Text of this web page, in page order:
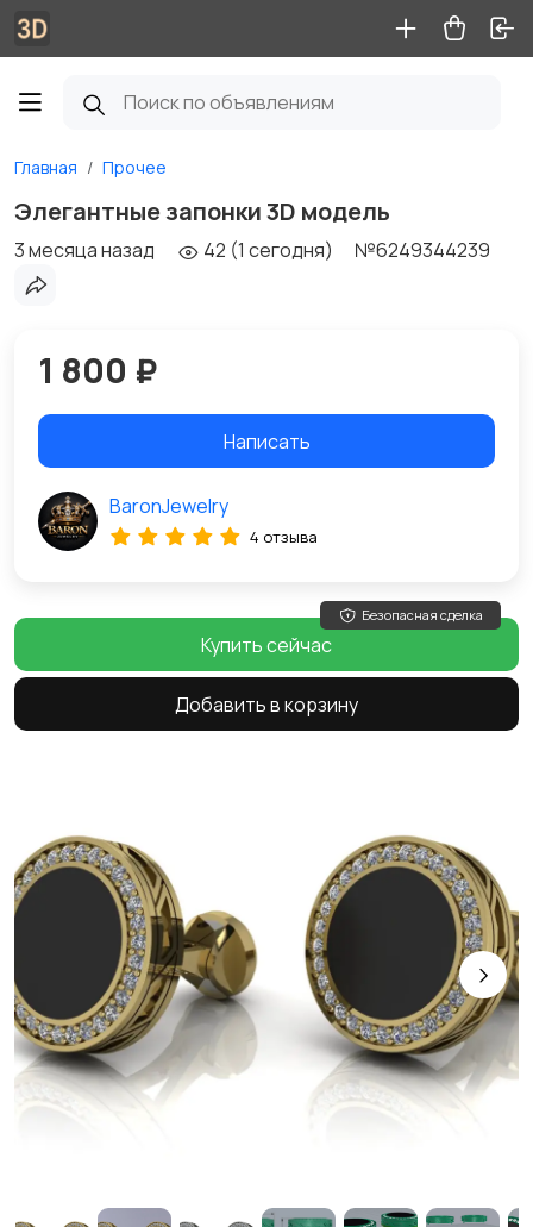
Главная Прочее
Элегантные запонки 3D модель
3 месяца назад 42 (1 сегодня) №6249344239
1 800 ₽
Написать
BaronJewelry
4 отзыва
Безопасная сделка
Купить сейчас
Добавить в корзину